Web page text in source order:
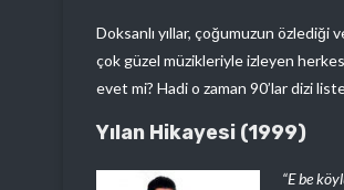
Doksanlı yıllar, çoğumuzun özlediği
çok güzel müzikleriyle izleyen
evet mi? Hadi o zaman 90’lar dizi
Yılan Hikayesi (1999)
“E be